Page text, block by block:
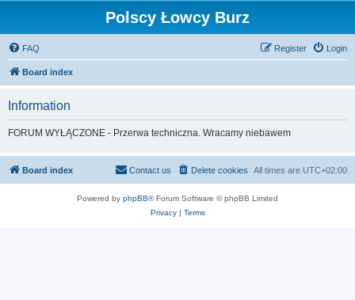
Polscy Łowcy Burz
FAQ Login
Register
Board index
Information
FORUM WYŁĄCZONE - Przerwa techniczna. Wracamy niebawem
Board index All times are UTC+02:00
Delete cookies
Contact us
Powered by phpBB® Forum Software © phpBB Limited
Privacy| Terms